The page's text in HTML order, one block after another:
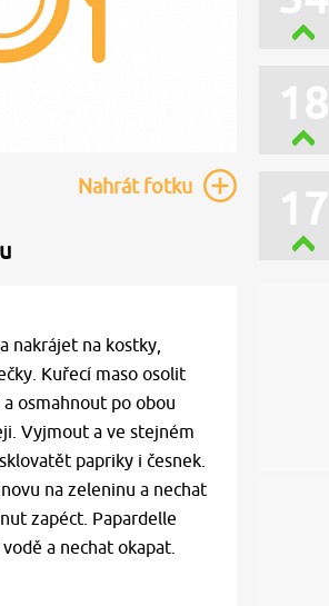
Nahrátfotku
nakrájet na kostky,
Kuřecí maso osolit
osmahnout po obou
Vyjmout a ve stejném
papriky i česnek.
na zeleninu a nechat
zapéct. Papardelle
a nechat okapat.
17
18